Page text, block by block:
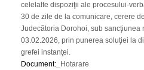
celelalte dispoziţii ale procesului-
30 de zile de la comunicare, cerere
Judecătoria Dorohoi, sub sancţiunea
03.02.2026, prin punerea soluţiei la
grefei instanţei.
Document: _Hotarare